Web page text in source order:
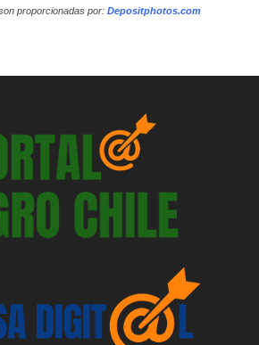
proporcionadas por: Depositphotos.com